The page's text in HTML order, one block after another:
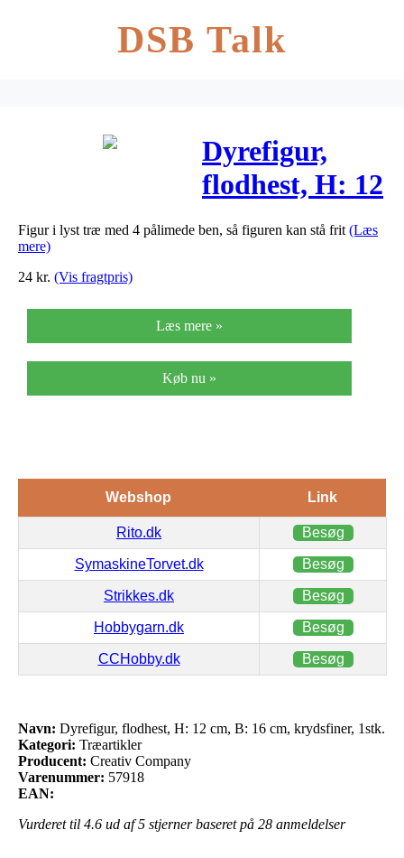
DSB Talk
Dyrefigur,
flodhest, H: 12
cm, B: 16 cm,
Figur i lyst træ med 4 pålimede ben, så figuren kan stå frit (Læs
mere)
24 kr. (Vis fragtpris)
Læs mere »
Køb nu »
Webshop Link
Rito.dk Besøg
SymaskineTorvet.dk Besøg
Strikkes.dk Besøg
Hobbygarn.dk Besøg
CCHobby.dk Besøg
Navn: Dyrefigur, flodhest, H: 12 cm, B: 16 cm, krydsfiner, 1stk.
Kategori: Træartikler
Producent: Creativ Company
Varenummer: 57918
EAN:
Vurderet til 4.6 ud af 5 stjerner baseret på 28 anmeldelser